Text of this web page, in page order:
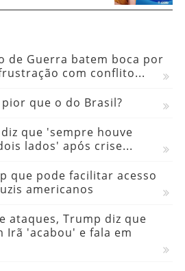
de Guerra batem boca por
com conflito...
que o do Brasil?
que 'sempre houve
lados' após crise...
que pode facilitar acesso
americanos
ataques, Trump diz que
Irã 'acabou' e fala em